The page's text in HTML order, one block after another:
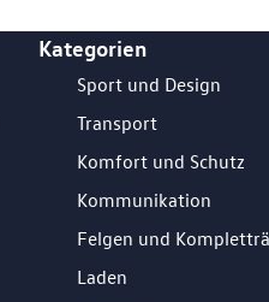
Kategorien
Sport und Design
Transport
Komfort und Schutz
Kommunikation
Felgen und
Laden